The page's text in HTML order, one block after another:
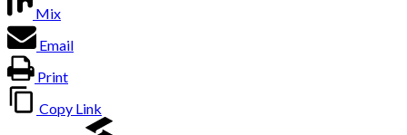
Mix
Email
Print
Copy Link